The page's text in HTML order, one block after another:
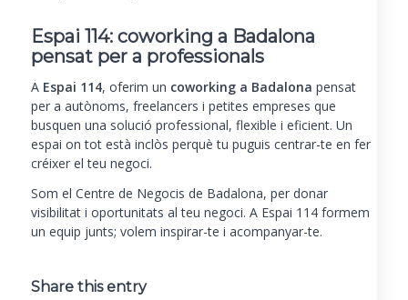
Espai 114: coworking a Badalona
pensat per a professionals
A Espai 114, oferim un coworking a Badalona pensat
per a autònoms, freelancers i petites empreses que
busquen una solució professional, flexible i eficient. Un
espai on tot està inclòs perquè tu puguis centrar-te en fer
créixer el teu negoci.
Som el Centre de Negocis de Badalona, per donar
visibilitat i oportunitats al teu negoci. A Espai 114 formem
un equip junts; volem inspirar-te i acompanyar-te.
Share this entry